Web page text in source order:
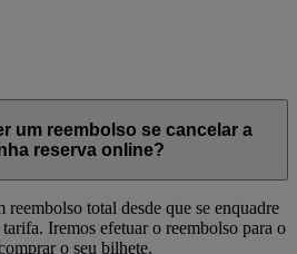
um reembolso se cancelar a
reserva online?
reembolso total desde que se enquadre
Iremos efetuar o reembolso para o
o seu bilhete.